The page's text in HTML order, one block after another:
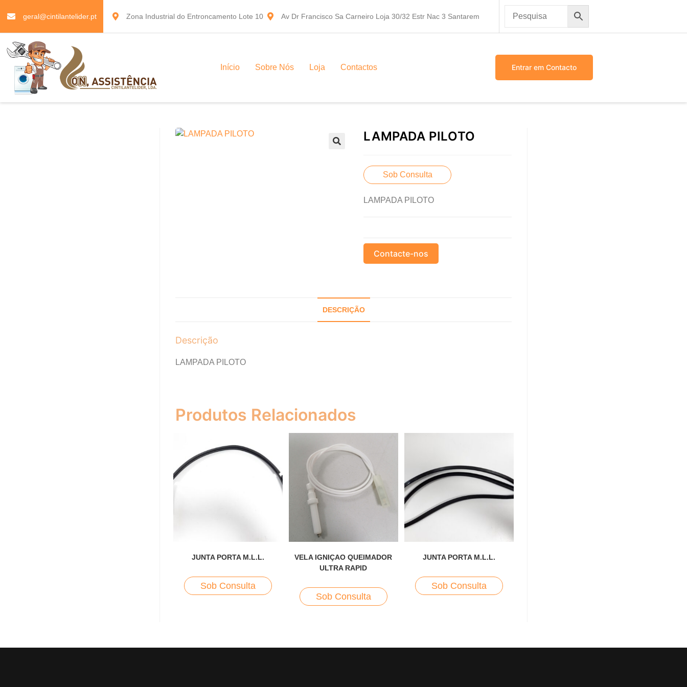
geral@cintilantelider.pt Zona Industrial do Entroncamento Lote 10 Av Dr Francisco Sa Carneiro Loja 30/32 Estr Nac 3 Santarem
Início Sobre Nós Loja Contactos Entrar em Contacto
LAMPADA PILOTO
Sob Consulta
LAMPADA PILOTO
Contacte-nos
DESCRIÇÃO
Descrição
LAMPADA PILOTO
Produtos Relacionados
JUNTA PORTA M.L.L.
Sob Consulta
VELA IGNIÇAO QUEIMADOR
ULTRA RAPID
Sob Consulta
JUNTA PORTA M.L.L.
Sob Consulta